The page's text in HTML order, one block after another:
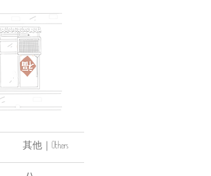
其他｜Others